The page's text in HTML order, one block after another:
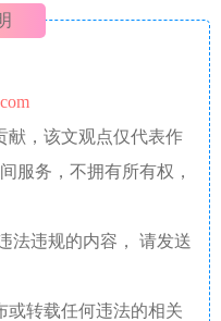
献，该文观点仅代表作
服务，不拥有所有权，
法违规的内容， 请发送
或转载任何违法的相关